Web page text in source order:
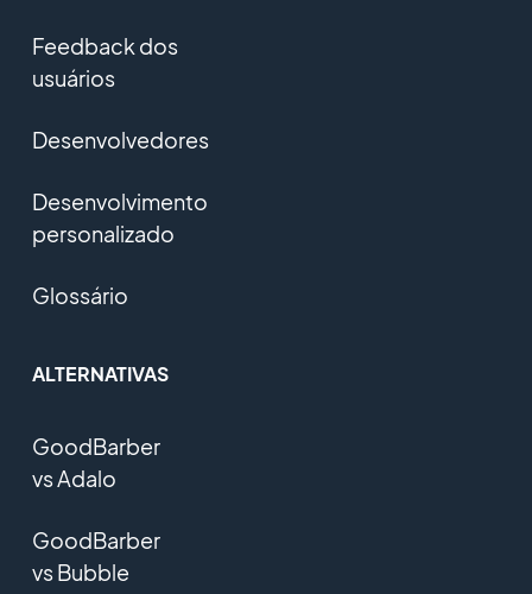
Feedback dos
usuários
Desenvolvedores
Desenvolvimento
personalizado
Glossário
ALTERNATIVAS
GoodBarber
vs Adalo
GoodBarber
vs Bubble